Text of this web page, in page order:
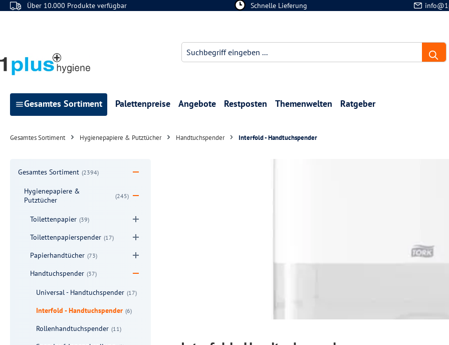
Hauptinhalt springen
Zur Suche springen
Zur Hauptnavigation springen
Über 10.000 Produkte verfügbar Schnelle Lieferung
Gesamtes Sortiment Palettenpreise Angebote Restposten Themenwelten Ratgeber
Gesamtes Sortiment Hygienepapiere & Putztücher Handtuchspender Interfold - Handtuchspender
Gesamtes Sortiment (2394)
Hygienepapiere &
Putztücher
(245)
Toilettenpapier (39)
Toilettenpapierspender (17)
Papierhandtücher (73)
Handtuchspender (37)
Universal - Handtuchspender (17)
Interfold - Handtuchspender (6)
Rollenhandtuchspender (11)